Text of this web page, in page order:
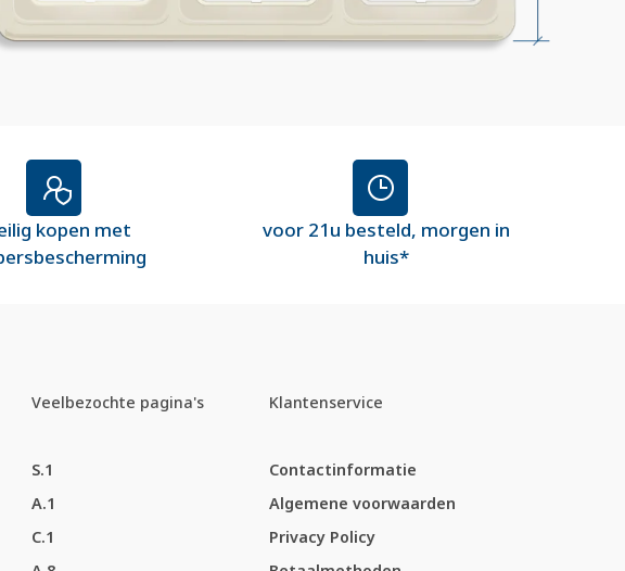
kopen met
voor 21u besteld, morgen in
huis*
Veelbezochte pagina's
S.1
A.1
C.1
Klantenservice
Contactinformatie
Algemene voorwaarden
Privacy Policy